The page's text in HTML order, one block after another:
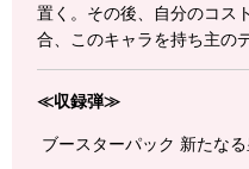
置く。その後、自分のコス
合、このキャラを持ち主の
≪収録弾≫
ブースターパック 新たなる